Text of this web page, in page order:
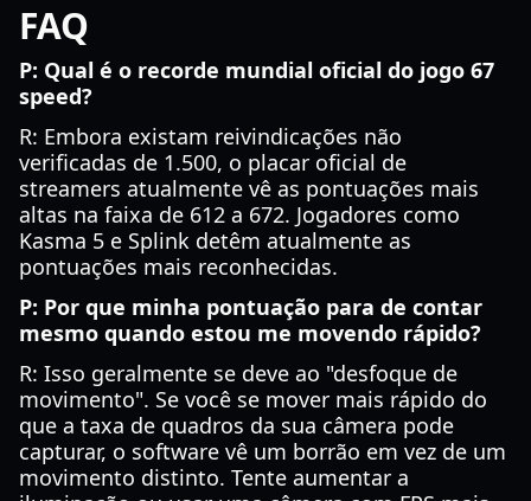
FAQ
P: Qual é o recorde mundial oficial do jogo 67
speed?
R: Embora existam reivindicações não
verificadas de 1.500, o placar oficial de
streamers atualmente vê as pontuações mais
altas na faixa de 612 a 672. Jogadores como
Kasma 5 e Splink detêm atualmente as
pontuações mais reconhecidas.
P: Por que minha pontuação para de contar
mesmo quando estou me movendo rápido?
R: Isso geralmente se deve ao "desfoque de
movimento". Se você se mover mais rápido do
que a taxa de quadros da sua câmera pode
capturar, o software vê um borrão em vez de um
movimento distinto. Tente aumentar a